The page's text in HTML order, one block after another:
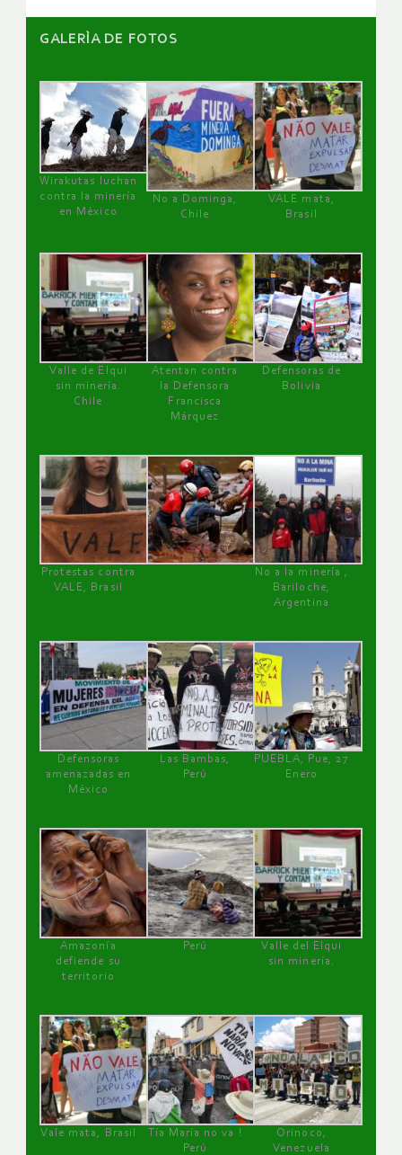
GALERÌA DE FOTOS
Wirakutas luchan
contra la minería
en México
No a Dominga,
Chile
VALE mata,
Brasil
Valle de Elqui
sin minería.
Chile
Atentan contra
la Defensora
Francisca
Márquez
Defensoras de
Bolivia
Protestas contra
VALE, Brasil
No a la minería ,
Bariloche,
Argentina
Defensoras
amenazadas en
México
Las Bambas,
Perú
PUEBLA, Pue, 27
Enero
Amazonía
defiende su
territorio
Perú
Valle del Elqui
sin minería.
Vale mata, Brasil
Tía María no va !
Perú
Orinoco,
Venezuela